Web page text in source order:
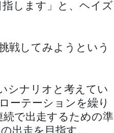
します」と、ヘイズ
戦してみようという
シナリオと考えてい
ーテーションを繰り
で出走するための準